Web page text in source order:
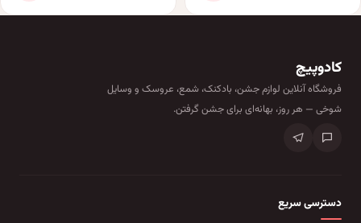
کادوپیچ
فروشگاه آنلاین لوازم جشن، بادکنک، شمع، عروسک و وسایل
شوخی — هر روز، بهانه‌ای برای جشن گرفتن.
دسترسی سریع